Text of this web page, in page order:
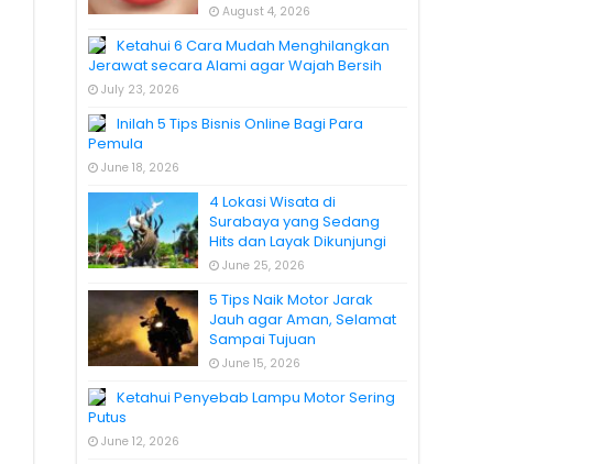
August 4, 2026
Ketahui 6 Cara Mudah Menghilangkan
Jerawat secara Alami agar Wajah Bersih
July 23, 2026
Inilah 5 Tips Bisnis Online Bagi Para
Pemula
June 18, 2026
4 Lokasi Wisata di
Surabaya yang Sedang
Hits dan Layak Dikunjungi
June 25, 2026
5 Tips Naik Motor Jarak
Jauh agar Aman, Selamat
Sampai Tujuan
June 15, 2026
Ketahui Penyebab Lampu Motor Sering
Putus
June 12, 2026